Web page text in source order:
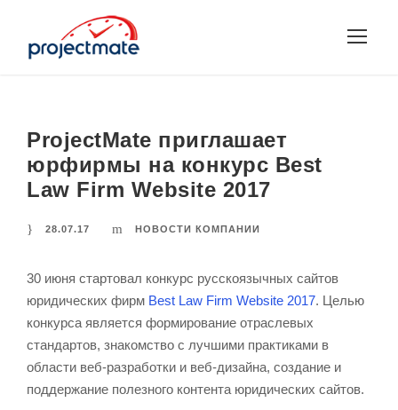
ProjectMate приглашает
юрфирмы на конкурс Best
Law Firm Website 2017
28.07.17 НОВОСТИ КОМПАНИИ
30 июня стартовал конкурс русскоязычных сайтов
юридических фирм Best Law Firm Website 2017. Целью
конкурса является формирование отраслевых
стандартов, знакомство с лучшими практиками в
области веб-разработки и веб-дизайна, создание и
поддержание полезного контента юридических сайтов.